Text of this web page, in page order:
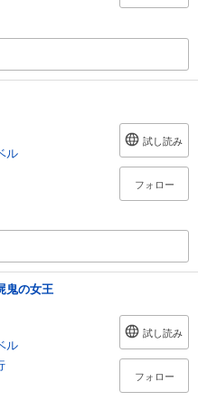
ル
試し読み
フォロー
鬼の女王
ル
試し読み
フォロー